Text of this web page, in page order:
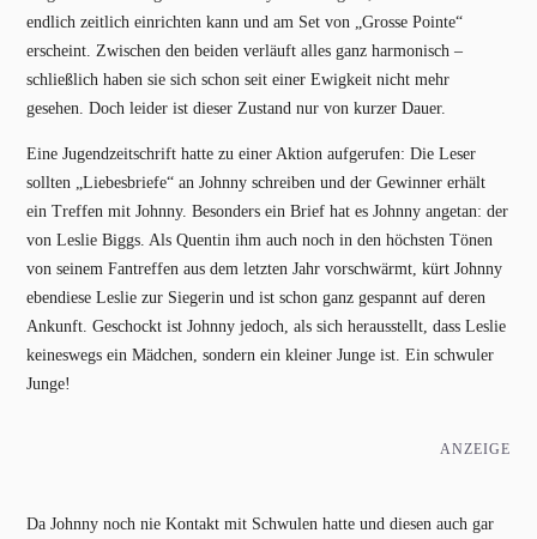
endlich zeitlich einrichten kann und am Set von „Grosse Pointe“
erscheint. Zwischen den beiden verläuft alles ganz harmonisch –
schließlich haben sie sich schon seit einer Ewigkeit nicht mehr
gesehen. Doch leider ist dieser Zustand nur von kurzer Dauer.
Eine Jugendzeitschrift hatte zu einer Aktion aufgerufen: Die Leser
sollten „Liebesbriefe“ an Johnny schreiben und der Gewinner erhält
ein Treffen mit Johnny. Besonders ein Brief hat es Johnny angetan: der
von Leslie Biggs. Als Quentin ihm auch noch in den höchsten Tönen
von seinem Fantreffen aus dem letzten Jahr vorschwärmt, kürt Johnny
ebendiese Leslie zur Siegerin und ist schon ganz gespannt auf deren
Ankunft. Geschockt ist Johnny jedoch, als sich herausstellt, dass Leslie
keineswegs ein Mädchen, sondern ein kleiner Junge ist. Ein schwuler
Junge!
ANZEIGE
Da Johnny noch nie Kontakt mit Schwulen hatte und diesen auch gar